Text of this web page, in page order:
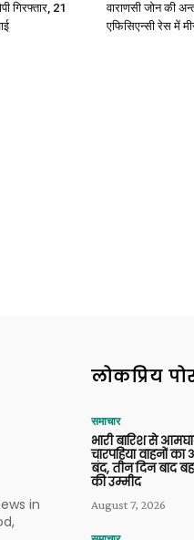
गिरफ्तार, 21
वाराणसी जोन की
एफिसिएन्सी रेस में
in
लोकप्रिय
समाचार
भारी बारिश से
चारपहिया वाहनों
बंद, तीन दिन बाद
की उम्मीद
August 7, 2026